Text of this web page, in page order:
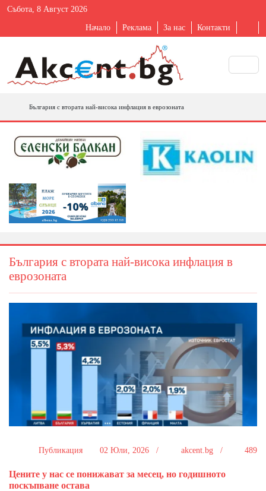
Събота, 8 Август 2026
Начало Реклама За нас Контакти
България с втората най-висока инфлация в еврозоната
България с втората най-висока инфлация в
еврозоната
Публикация 02 Юли, 2026 / akcent.bg / 489
Цените у нас се понижават за месец, но годишното
поскъпване остава